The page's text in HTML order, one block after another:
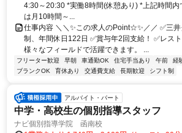
4:30～20:30 *実働8時間(休憩あり) *上記時間
は月10時間～...
仕事内容 ＼＼✨この求人のPoint☆✨／／ ✅三
制、年間休日122日 ✅賞与年2回支給！ ✅レス
様々なフィールドで活躍できます。 ...
フリーター歓迎 早朝 車通勤OK 住宅手当あり 午前 経
ブランクOK
育休あり 交通費支給 長期歓迎 シフト制
アルバイト・パート
中学・高校生の個別指導スタッフ
ナビ個別指導学院 函南校